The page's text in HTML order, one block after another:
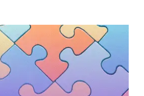
: mots & maux